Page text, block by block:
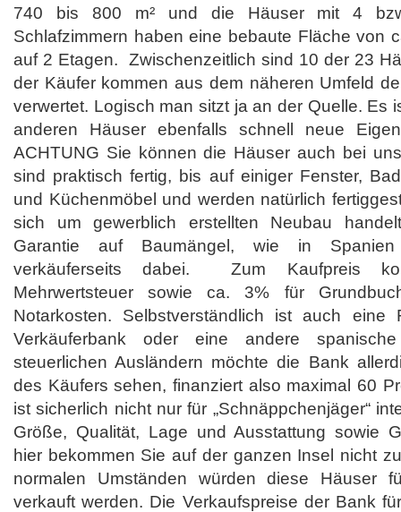
740 bis 800 m² und die Häuser mit 4
Schlafzimmern haben eine bebaute Fläche von
auf 2 Etagen. Zwischenzeitlich sind 10 der 23
der Käufer kommen aus dem näheren Umfeld
verwertet. Logisch man sitzt ja an der Quelle. Es
anderen Häuser ebenfalls schnell neue
ACHTUNG Sie können die Häuser auch bei
sind praktisch fertig, bis auf einiger Fenster,
und Küchenmöbel und werden natürlich
sich um gewerblich erstellten Neubau
Garantie auf Baumängel, wie in Spanien
verkäuferseits dabei. Zum Kaufpreis
Mehrwertsteuer sowie ca. 3% für
Notarkosten. Selbstverständlich ist auch eine
Verkäuferbank oder eine andere
steuerlichen Ausländern möchte die Bank
des Käufers sehen, finanziert also maximal 60
ist sicherlich nicht nur für „Schnäppchenjäger“
Größe, Qualität, Lage und Ausstattung sowie
hier bekommen Sie auf der ganzen Insel nicht
normalen Umständen würden diese
verkauft werden. Die Verkaufspreise der Bank